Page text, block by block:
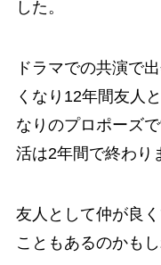
した。
ドラマでの共演で
くなり12年間友人
なりのプロポーズ
活は2年間で終わり
友人として仲が良
こともあるのかも